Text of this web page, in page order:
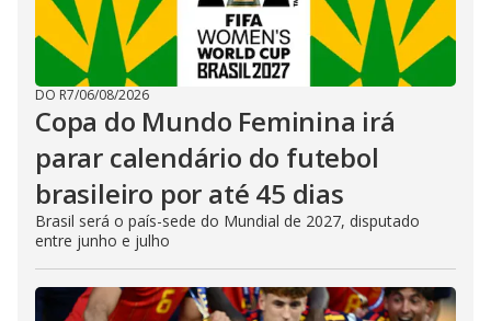
DO R7/06/08/2026
Copa do Mundo Feminina irá
parar calendário do futebol
brasileiro por até 45 dias
Brasil será o país-sede do Mundial de 2027, disputado
entre junho e julho